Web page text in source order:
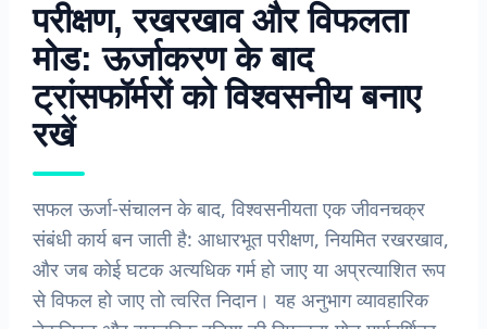
परीक्षण, रखरखाव और विफलता
मोड: ऊर्जाकरण के बाद
ट्रांसफॉर्मरों को विश्वसनीय बनाए
रखें
सफल ऊर्जा-संचालन के बाद, विश्वसनीयता एक जीवनचक्र
संबंधी कार्य बन जाती है: आधारभूत परीक्षण, नियमित रखरखाव,
और जब कोई घटक अत्यधिक गर्म हो जाए या अप्रत्याशित रूप
से विफल हो जाए तो त्वरित निदान। यह अनुभाग व्यावहारिक